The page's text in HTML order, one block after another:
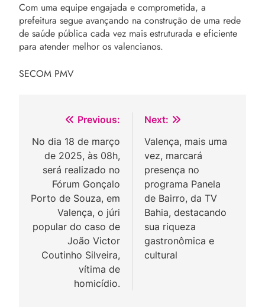
Com uma equipe engajada e comprometida, a
prefeitura segue avançando na construção de uma rede
de saúde pública cada vez mais estruturada e eficiente
para atender melhor os valencianos.
SECOM PMV
Navegação
de
Post
Previous:
No dia 18 de março
de 2025, às 08h,
será realizado no
Fórum Gonçalo
Porto de Souza, em
Valença, o júri
popular do caso de
João Victor
Coutinho Silveira,
vítima de
homicídio.
Next:
Valença, mais uma
vez, marcará
presença no
programa Panela
de Bairro, da TV
Bahia, destacando
sua riqueza
gastronômica e
cultural